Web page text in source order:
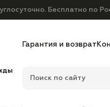
Бесплатно по
Гарантия и возврат